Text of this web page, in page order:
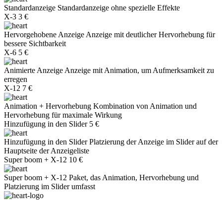
Standardanzeige Standardanzeige ohne spezielle Effekte
X-3 3 €
Hervorgehobene Anzeige Anzeige mit deutlicher Hervorhebung für
bessere Sichtbarkeit
X-6 5 €
Animierte Anzeige Anzeige mit Animation, um Aufmerksamkeit zu
erregen
X-12 7 €
Animation + Hervorhebung Kombination von Animation und
Hervorhebung für maximale Wirkung
Hinzufügung in den Slider 5 €
Hinzufügung in den Slider Platzierung der Anzeige im Slider auf der
Hauptseite der Anzeigeliste
Super boom + X-12 10 €
Super boom + X-12 Paket, das Animation, Hervorhebung und
Platzierung im Slider umfasst